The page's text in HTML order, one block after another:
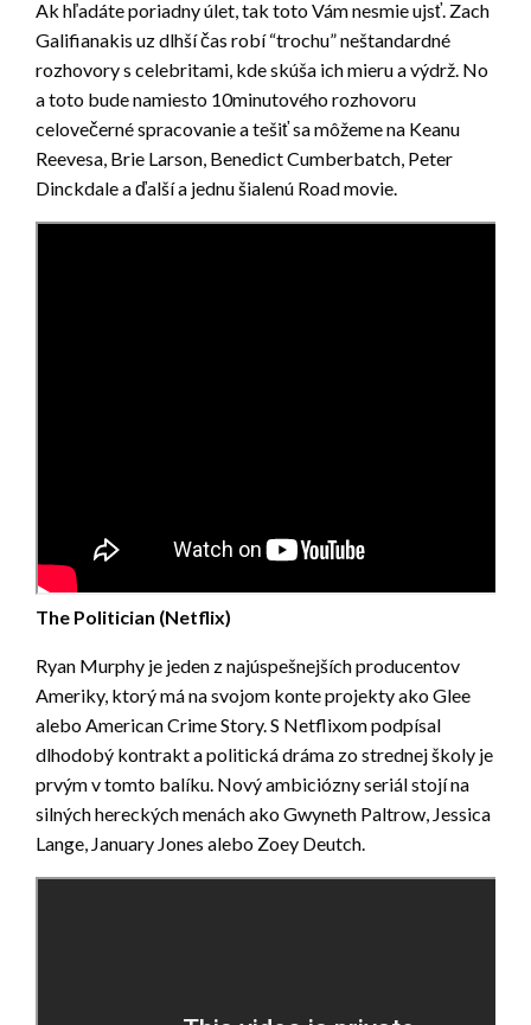
Ak hľadáte poriadny úlet, tak toto Vám nesmie ujsť. Zach
Galifianakis uz dlhší čas robí “trochu” neštandardné
rozhovory s celebritami, kde skúša ich mieru a výdrž. No
a toto bude namiesto 10minutového rozhovoru
celovečerné spracovanie a tešiť sa môžeme na Keanu
Reevesa, Brie Larson, Benedict Cumberbatch, Peter
Dinckdale a ďalší a jednu šialenú Road movie.
The Politician (Netflix)
Ryan Murphy je jeden z najúspešnejších producentov
Ameriky, ktorý má na svojom konte projekty ako Glee
alebo American Crime Story. S Netflixom podpísal
dlhodobý kontrakt a politická dráma zo strednej školy je
prvým v tomto balíku. Nový ambiciózny seriál stojí na
silných hereckých menách ako Gwyneth Paltrow, Jessica
Lange, January Jones alebo Zoey Deutch.